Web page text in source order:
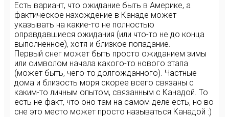
Есть вариант, что ожидание быть в Америке, а
фактическое нахождение в Канаде может
указывать на какие-то не полностью
оправдавшиеся ожидания (или что-то не до конца
выполненное), хотя и близкое попадание.
Первый снег может быть просто ожиданием зимы
или символом начала какого-то нового этапа
(может быть, чего-то долгожданного). Частные
дома и близость моря скорее всего связаны с
каким-то личным опытом, связанным с Канадой. То
есть не факт, что оно там на самом деле есть, но во
сне это место может просто называться Канадой :)